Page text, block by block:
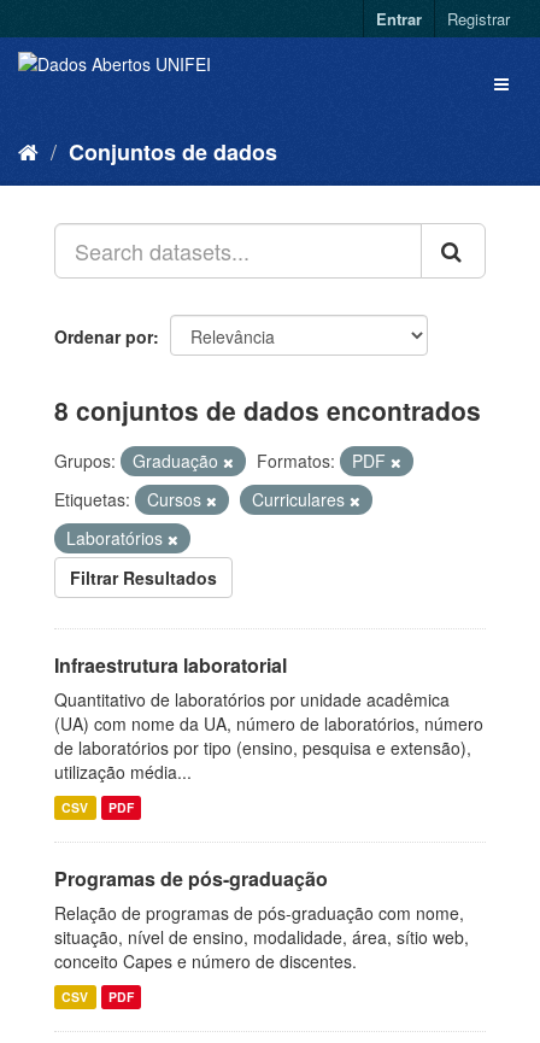
Entrar Registrar
Conjuntos de dados
Ordenar por
8 conjuntos de dados encontrados
Grupos: Graduação Formatos:
PDF
Etiquetas:
Cursos
Curriculares
Laboratórios
Filtrar Resultados
Infraestrutura laboratorial
Quantitativo de laboratórios por unidade acadêmica
(UA) com nome da UA, número de laboratórios, número
de laboratórios por tipo (ensino, pesquisa e extensão),
utilização média...
CSV PDF
Programas de pós-graduação
Relação de programas de pós-graduação com nome,
situação, nível de ensino, modalidade, área, sítio web,
conceito Capes e número de discentes.
CSV PDF